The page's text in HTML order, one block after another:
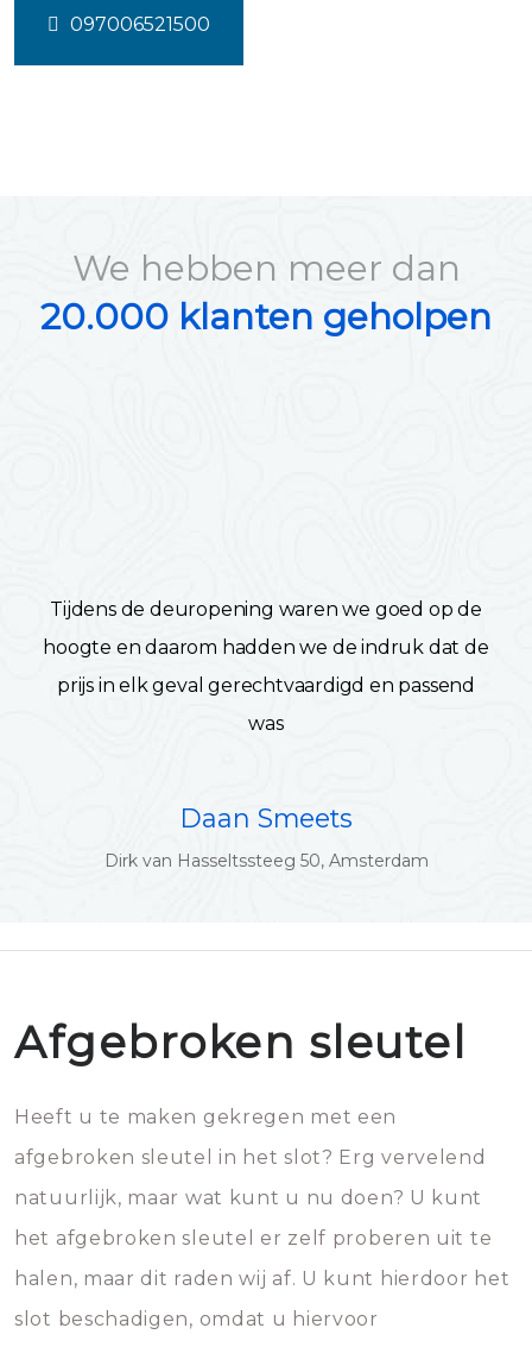
097006521500
We hebben meer dan
20.000 klanten geholpen
Tijdens de deuropening waren we goed op de
hoogte en daarom hadden we de indruk dat de
prijs in elk geval gerechtvaardigd en passend
was
Daan Smeets
Dirk van Hasseltssteeg 50, Amsterdam
Afgebroken sleutel
Heeft u te maken gekregen met een
afgebroken sleutel in het slot? Erg vervelend
natuurlijk, maar wat kunt u nu doen? U kunt
het afgebroken sleutel er zelf proberen uit te
halen, maar dit raden wij af. U kunt hierdoor het
slot beschadigen, omdat u hiervoor